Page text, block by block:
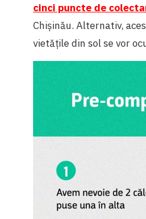
cinci puncte de
Chișinău. Alternativ,
vietățile din sol se vor